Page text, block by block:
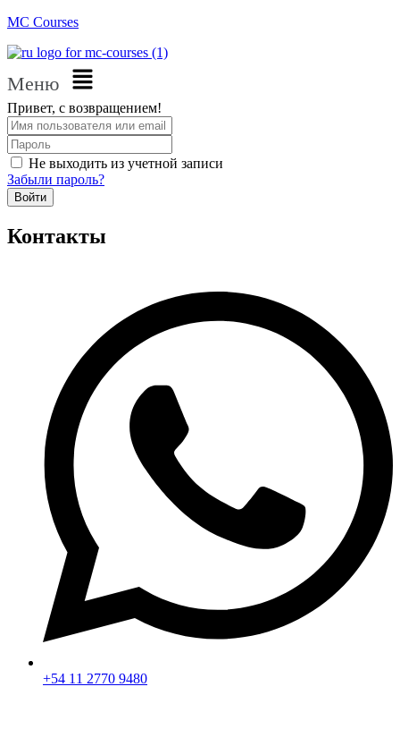
MC Courses
Меню
Привет, с возвращением!
Не выходить из учетной записи
Забыли пароль?
Войти
Контакты
+54 11 2770 9480